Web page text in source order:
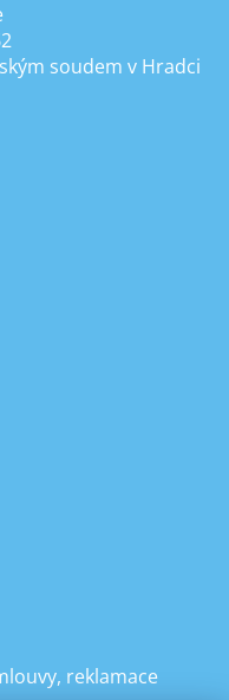
soudem v Hradci
reklamace